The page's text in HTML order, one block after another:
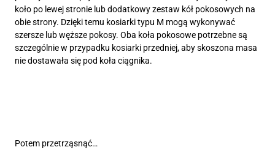
koło po lewej stronie lub dodatkowy zestaw kół pokosowych na
obie strony. Dzięki temu kosiarki typu M mogą wykonywać
szersze lub węższe pokosy. Oba koła pokosowe potrzebne są
szczególnie w przypadku kosiarki przedniej, aby skoszona masa
nie dostawała się pod koła ciągnika.
Potem przetrząsnąć…